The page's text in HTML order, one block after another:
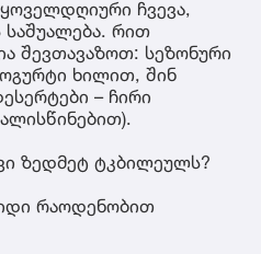
ჩვევა,
რით
შევთავაზოთ: სეზონური
ხილით, შინ
– ჩირი
ზედმეტ ტკბილეულს?
რაოდენობით